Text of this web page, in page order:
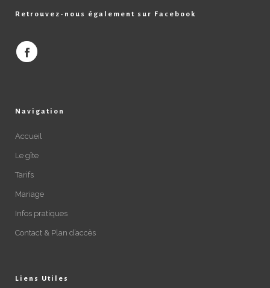
Retrouvez-nous également sur Facebook
Navigation
Accueil
Le gîte
Tarifs
Mariage
Infos pratiques
Contact & Plan d’accès
Liens Utiles